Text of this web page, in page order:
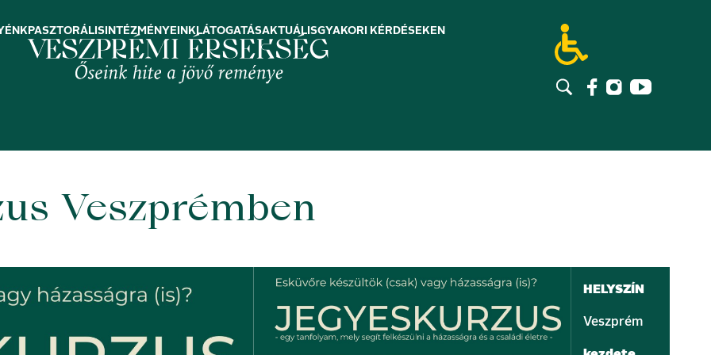
PASZTORÁLIS INTÉZMÉNYEINK LÁTOGATÁSAKTUÁLISGYAKORI KÉRDÉSEK EN
Veszprémben
HELYSZÍN
Veszprém